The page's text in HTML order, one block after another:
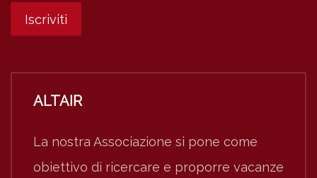
ALTAIR
La nostra Associazione si pone come
obiettivo di ricercare e proporre vacanze